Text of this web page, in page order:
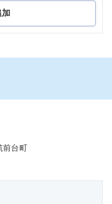
前台町